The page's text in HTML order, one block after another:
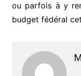
ou parfois à y
budget fédéral